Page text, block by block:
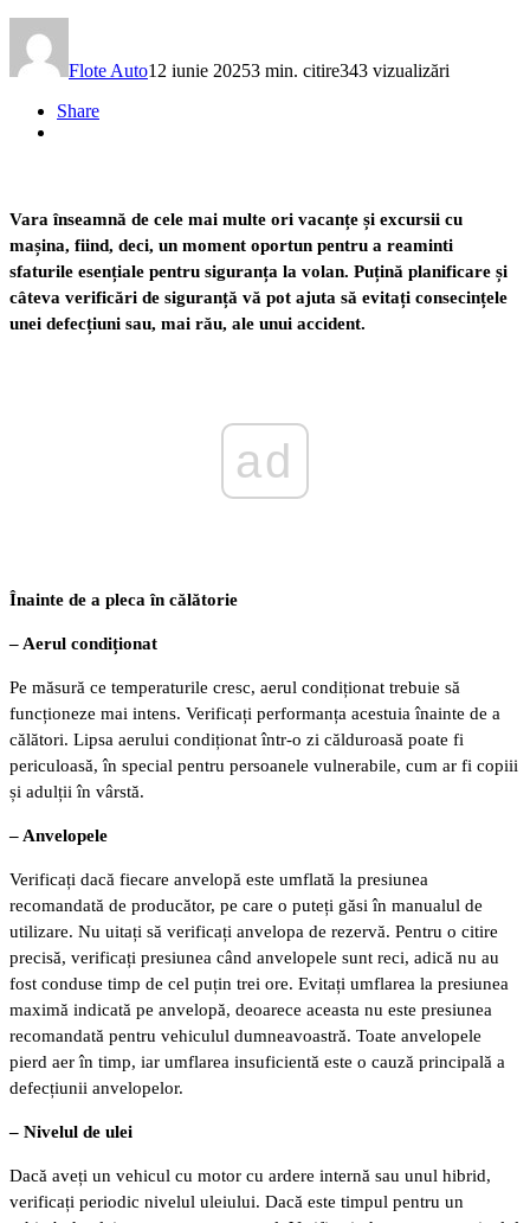
Flote Auto12 iunie 20253 min. citire343 vizualizări
Share
Vara înseamnă de cele mai multe ori vacanțe și excursii cu
mașina, fiind, deci, un moment oportun pentru a reaminti
sfaturile esențiale pentru siguranța la volan. Puțină planificare și
câteva verificări de siguranță vă pot ajuta să evitați consecințele
unei defecțiuni sau, mai rău, ale unui accident.
ad
Înainte de a pleca în călătorie
– Aerul condiționat
Pe măsură ce temperaturile cresc, aerul condiționat trebuie să
funcționeze mai intens. Verificați performanța acestuia înainte de a
călători. Lipsa aerului condiționat într-o zi călduroasă poate fi
periculoasă, în special pentru persoanele vulnerabile, cum ar fi copiii
și adulții în vârstă.
– Anvelopele
Verificați dacă fiecare anvelopă este umflată la presiunea
recomandată de producător, pe care o puteți găsi în manualul de
utilizare. Nu uitați să verificați anvelopa de rezervă. Pentru o citire
precisă, verificați presiunea când anvelopele sunt reci, adică nu au
fost conduse timp de cel puțin trei ore. Evitați umflarea la presiunea
maximă indicată pe anvelopă, deoarece aceasta nu este presiunea
recomandată pentru vehiculul dumneavoastră. Toate anvelopele
pierd aer în timp, iar umflarea insuficientă este o cauză principală a
defecțiunii anvelopelor.
– Nivelul de ulei
Dacă aveți un vehicul cu motor cu ardere internă sau unul hibrid,
verificați periodic nivelul uleiului. Dacă este timpul pentru un